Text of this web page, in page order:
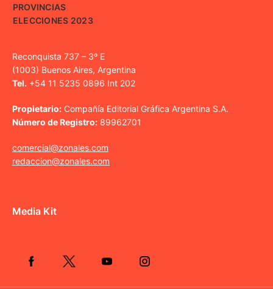
PROVINCIAS
ELECCIONES 2023
Reconquista 737 – 3º E
(1003) Buenos Aires, Argentina
Tel. +54 11 5235 0896 Int 202
Propietario: Compañía Editorial Gráfica Argentina S.A.
Número de Registro: 89962701
comercial@zonales.com
redaccion@zonales.com
Media Kit